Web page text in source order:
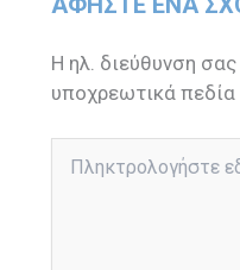
Η ηλ. διεύθυνση σας
υποχρεωτικά
εδώ..